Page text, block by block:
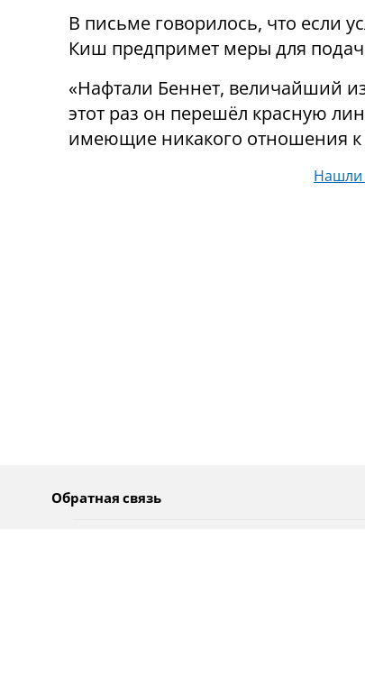
В письме говорилось, что если
Киш предпримет меры для
«Нафтали Беннет, величайший
этот раз он перешёл красную
имеющие никакого отношения к
Нашли
Обратная связь